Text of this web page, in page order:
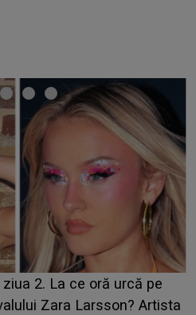
din "Casa Iubirii" l-a
CINE ESTE